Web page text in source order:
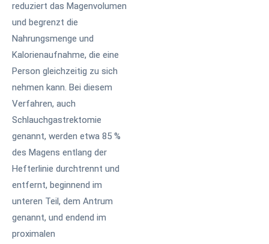
reduziert das Magenvolumen
und begrenzt die
Nahrungsmenge und
Kalorienaufnahme, die eine
Person gleichzeitig zu sich
nehmen kann. Bei diesem
Verfahren, auch
Schlauchgastrektomie
genannt, werden etwa 85 %
des Magens entlang der
Hefterlinie durchtrennt und
entfernt, beginnend im
unteren Teil, dem Antrum
genannt, und endend im
proximalen